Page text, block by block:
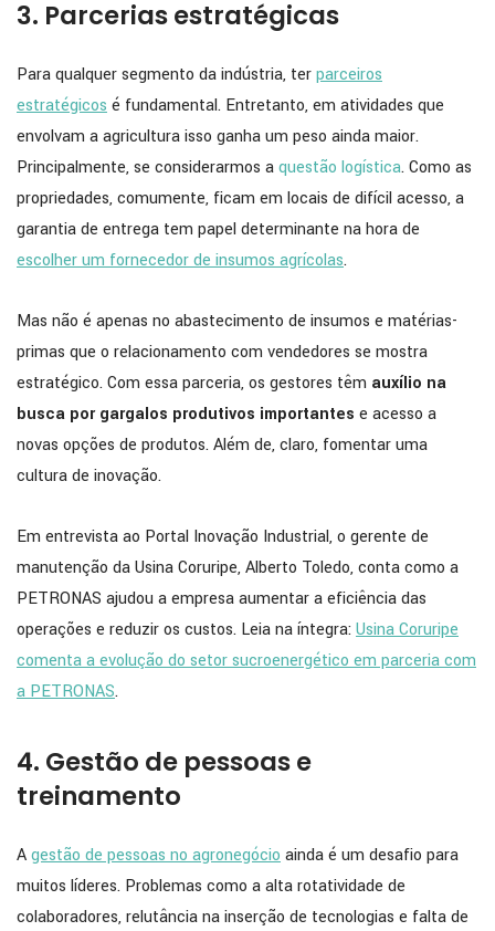
3. Parcerias estratégicas
Para qualquer segmento da indústria, terparceiros
estratégicos é fundamental. Entretanto, em atividades que
envolvam a agricultura isso ganha um peso ainda maior.
Principalmente, se considerarmos aquestão logística. Como as
propriedades, comumente, ficam em locais de difícil acesso, a
garantia de entrega tem papel determinante na hora de
escolher um fornecedor de insumos agrícolas.
Mas não é apenas no abastecimento de insumos e matérias-
primas que o relacionamento com vendedores se mostra
estratégico. Com essa parceria, os gestores têm auxílio na
busca por gargalos produtivos importantes e acesso a
novas opções de produtos. Além de, claro, fomentar uma
cultura de inovação.
Em entrevista ao Portal Inovação Industrial, o gerente de
manutenção da Usina Coruripe, Alberto Toledo, conta como a
PETRONAS ajudou a empresa aumentar a eficiência das
operações e reduzir os custos. Leia na íntegra:Usina Coruripe
comenta a evolução do setor sucroenergético em parceria com
a PETRONAS.
4. Gestão de pessoas e
treinamento
Agestão de pessoas no agronegócio ainda é um desafio para
muitos líderes. Problemas como a alta rotatividade de
colaboradores, relutância na inserção de tecnologias e falta de